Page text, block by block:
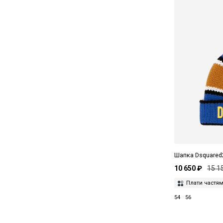
Шапка
10 650 ₽ 15
Плати
54 56